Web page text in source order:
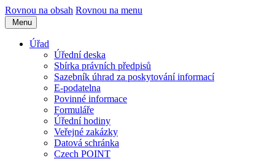
Rovnou na obsah Rovnou na menu
Menu
Úřad
Úřední deska
Sbírka právních předpisů
Sazebník úhrad za poskytování informací
E-podatelna
Povinné informace
Formuláře
Úřední hodiny
Veřejné zakázky
Datová schránka
Czech POINT